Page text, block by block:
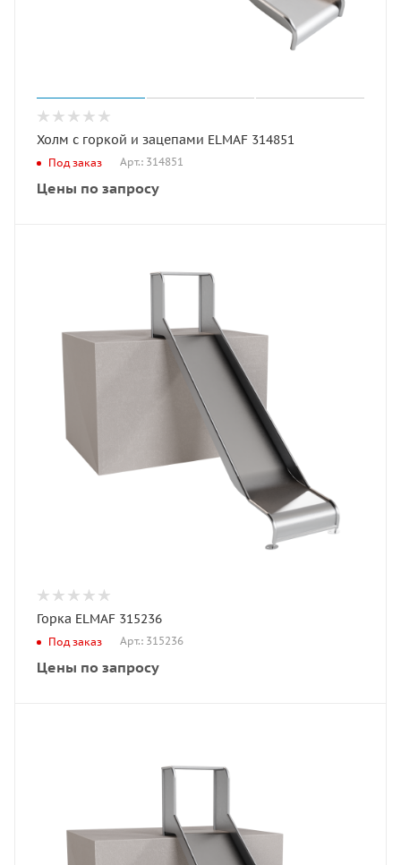
Холм с горкой и зацепами ELMAF 314851
Под заказ Арт.: 314851
Цены по запросу
Горка ELMAF 315236
Под заказ Арт.: 315236
Цены по запросу